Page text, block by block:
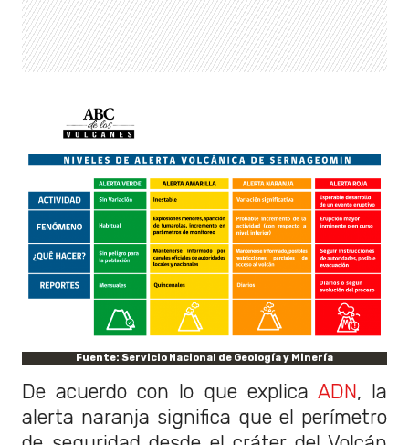
Fuente: Servicio Nacional de Geología y Minería
De acuerdo con lo que explica ADN, la
alerta naranja significa que el perímetro